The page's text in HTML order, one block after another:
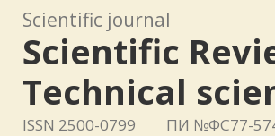
Scientific journal
Scientific
Technical
ISSN 2500-0799 ПИ №ФС77-